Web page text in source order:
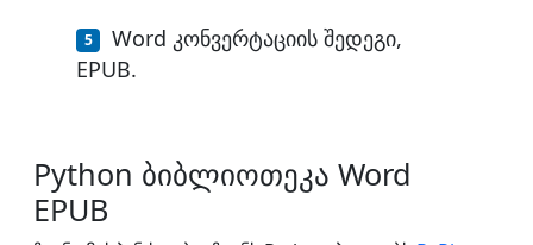
Word კონვერტაციის შედეგი,
EPUB.
Python ბიბლიოთეკა Word
EPUB